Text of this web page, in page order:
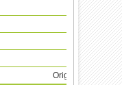
Mr Vegas
Xsolla
VITA
Smurfit
Origin Doors and